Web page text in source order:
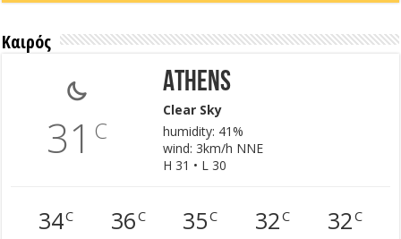
Καιρός
31 C
Athens
Clear Sky
humidity: 41%
wind: 3km/h NNE
H 31 • L 30
34C 36C 35C 32C 32C